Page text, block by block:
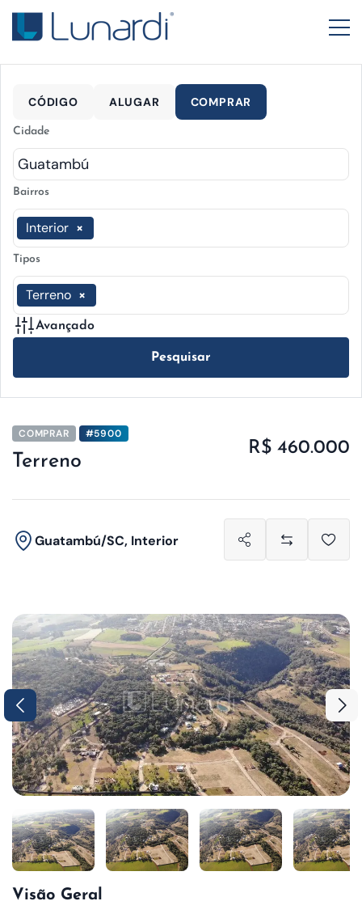
CÓDIGO ALUGAR COMPRAR
Cidade
Bairros
×
Interior
Tipos
×
Terreno
Avançado
Pesquisar
COMPRAR #5900
Terreno
R$ 460.000
Guatambú/SC, Interior
Visão Geral